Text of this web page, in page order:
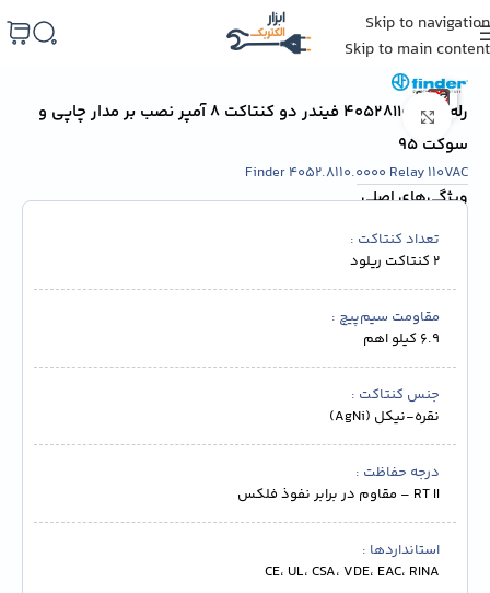
Skip to navigation
Skip to main content
خانه/برق صنعتی/ رله
رله 405281100000 فیندر دو کنتاکت 8 آمپر نصب بر مدار چاپی و
سوکت 95
Finder 4052.8110.0000 Relay 110VAC
ویژگی‌های اصلی
تعداد کنتاکت
2 کنتاکت ریلود
مقاومت سیم‌پیچ
6.9 کیلو اهم
جنس کنتاکت
نقره-نیکل (AgNi)
درجه حفاظت
RT II – مقاوم در برابر نفوذ فلکس
استانداردها
CE، UL، CSA، VDE، EAC، RINA
برای بزرگنمایی کلیک کنید